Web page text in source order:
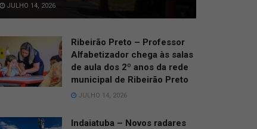
JULHO 14, 2026
Ribeirão Preto – Professor
Alfabetizador chega às salas
de aula dos 2º anos da rede
municipal de Ribeirão Preto
JULHO 14, 2026
Indaiatuba – Novos radares